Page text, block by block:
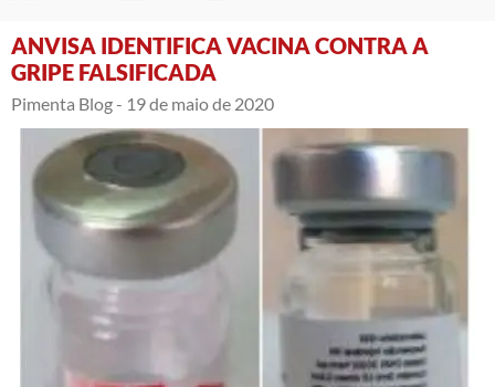
ANVISA IDENTIFICA VACINA CONTRA A
GRIPE FALSIFICADA
Pimenta Blog - 19 de maio de 2020